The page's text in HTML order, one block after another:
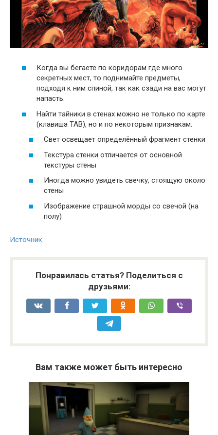
Когда вы бегаете по коридорам где много
секретных мест, то поднимайте предметы,
подходя к ним спиной, так как сзади на вас могут
напасть.
Найти тайники в стенах можно не только по карте
(клавиша TAB), но и по некоторым признакам:
Свет освещает определённый фрагмент стенки
Текстура стенки отличается от основной
текстуры стены
Иногда можно увидеть свечку, стоящую около
стены
Изображение страшной морды со свечой (на
полу)
Источник
Понравилась статья? Поделиться с
друзьями:
Вам также может быть интересно